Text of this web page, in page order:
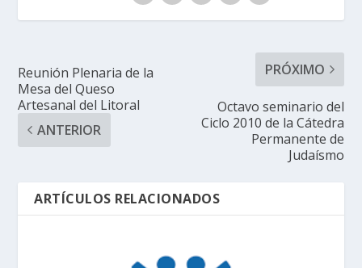
Reunión Plenaria de la
Mesa del Queso
Artesanal del Litoral
ANTERIOR
PRÓXIMO
Octavo seminario del
Ciclo 2010 de la Cátedra
Permanente de
Judaísmo
ARTÍCULOS RELACIONADOS